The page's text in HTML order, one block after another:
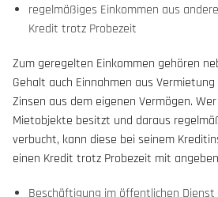
regelmäßiges Einkommen aus
Kredit trotz Probezeit
Zum geregelten Einkommen gehören
Gehalt auch Einnahmen aus
Zinsen aus dem eigenen Vermögen.
Mietobjekte besitzt und daraus
verbucht, kann diese bei seinem
einen Kredit trotz Probezeit mit
Beschäftigung im öffentlichen